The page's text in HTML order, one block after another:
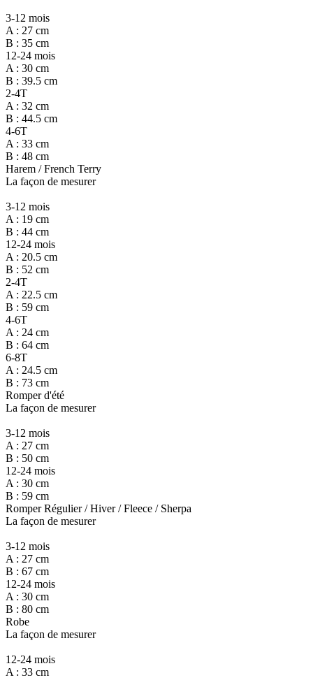
3-12 mois
A : 27 cm
B : 35 cm
12-24 mois
A : 30 cm
B : 39.5 cm
2-4T
A : 32 cm
B : 44.5 cm
4-6T
A : 33 cm
B : 48 cm
Harem / French Terry
La façon de mesurer
3-12 mois
A : 19 cm
B : 44 cm
12-24 mois
A : 20.5 cm
B : 52 cm
2-4T
A : 22.5 cm
B : 59 cm
4-6T
A : 24 cm
B : 64 cm
6-8T
A : 24.5 cm
B : 73 cm
Romper d'été
La façon de mesurer
3-12 mois
A : 27 cm
B : 50 cm
12-24 mois
A : 30 cm
B : 59 cm
Romper Régulier / Hiver / Fleece / Sherpa
La façon de mesurer
3-12 mois
A : 27 cm
B : 67 cm
12-24 mois
A : 30 cm
B : 80 cm
Robe
La façon de mesurer
12-24 mois
A : 33 cm